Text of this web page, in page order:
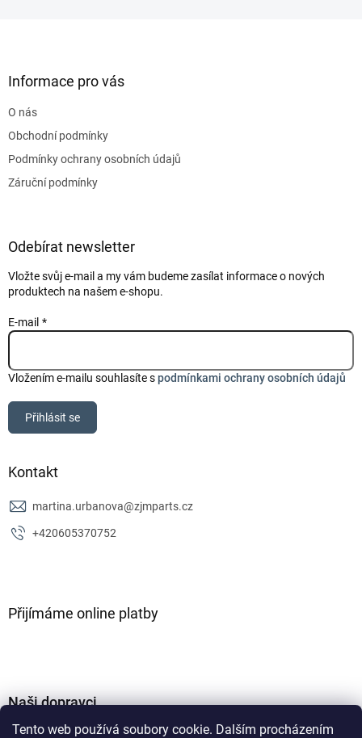
Tento web používá soubory cookie. Dalším procházením
Informace pro vás
O nás
Obchodní podmínky
Podmínky ochrany osobních údajů
Záruční podmínky
Odebírat newsletter
Vložte svůj e-mail a my vám budeme zasílat informace o nových
produktech na našem e-shopu.
E-mail
Vložením e-mailu souhlasíte spodmínkami ochrany osobních údajů
Přihlásit se
Kontakt
martina.urbanova@zjmparts.cz
+420605370752
Přijímáme online platby
Naši dopravci